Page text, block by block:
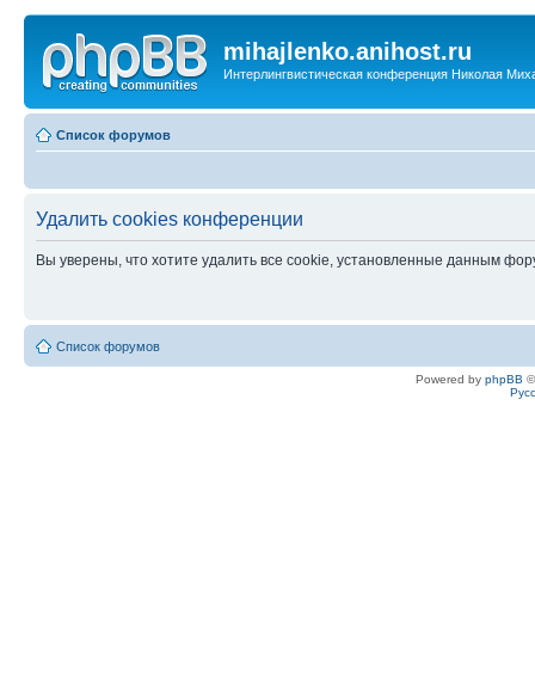
mihajlenko.anihost.ru
Интерлингвистическая конференция Николая
Список форумов
Удалить cookies конференции
Вы уверены, что хотите удалить все cookie, установленные данным
Список форумов
Powered by phpBB